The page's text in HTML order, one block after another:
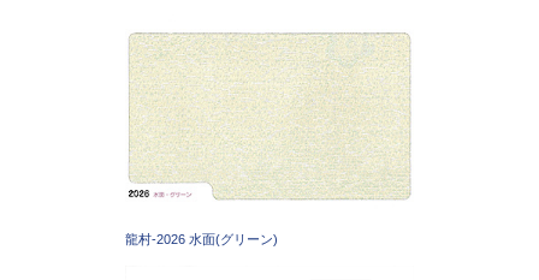
龍村-2026 水面(グリーン)